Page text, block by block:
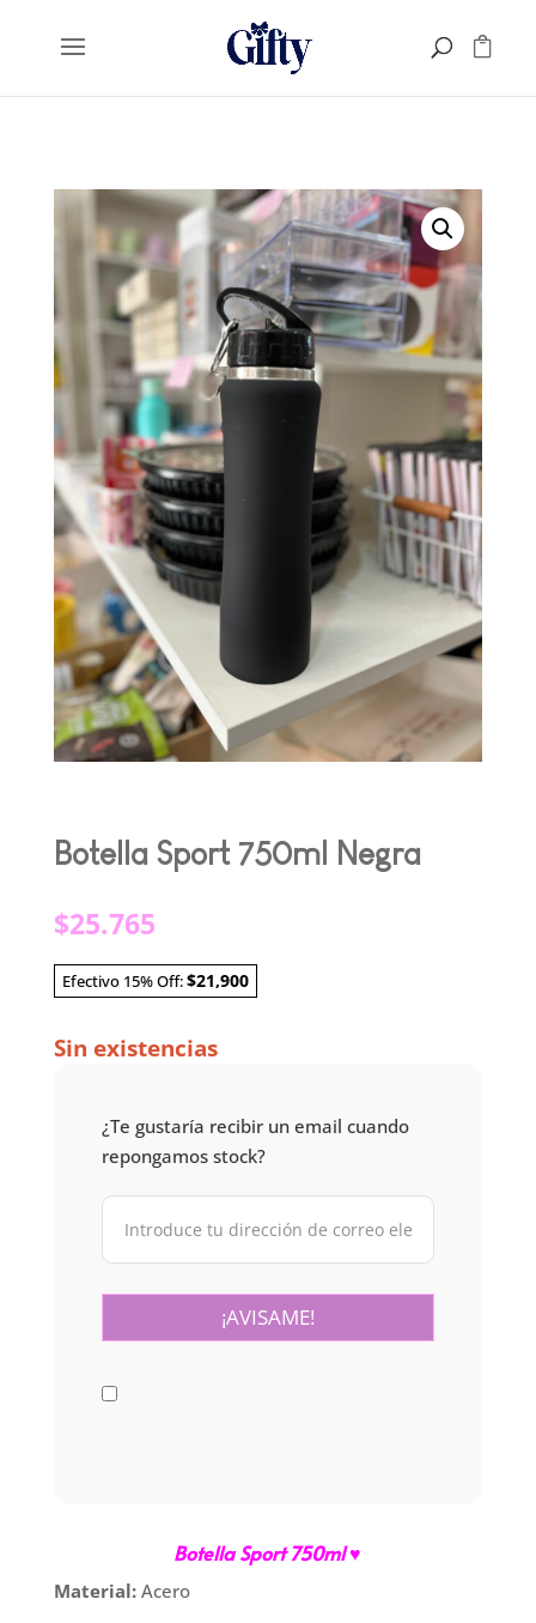
Botella Sport 750ml Negra
$25.765
Efectivo 15% Off:$21,900
Sin existencias
¿Te gustaría recibir un email cuando
repongamos stock?
Botella Sport 750ml ♥
Material:Acero